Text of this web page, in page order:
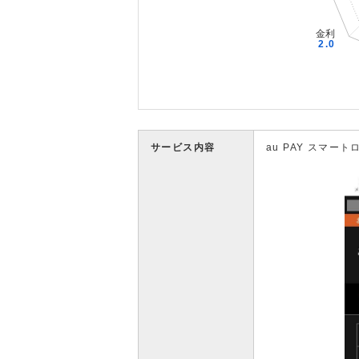
サービス内容 au PAY スマート